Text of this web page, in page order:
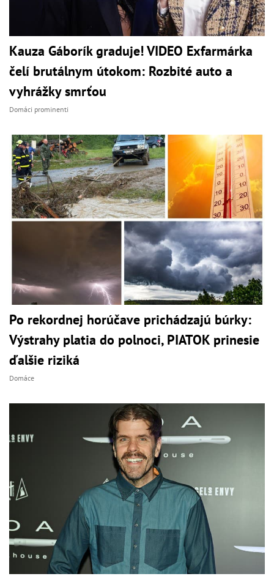
Kauza Gáborík graduje! VIDEO Exfarmárka
čelí brutálnym útokom: Rozbité auto a
vyhrážky smrťou
Domáci prominenti
Po rekordnej horúčave prichádzajú búrky:
Výstrahy platia do polnoci, PIATOK prinesie
ďalšie riziká
Domáce